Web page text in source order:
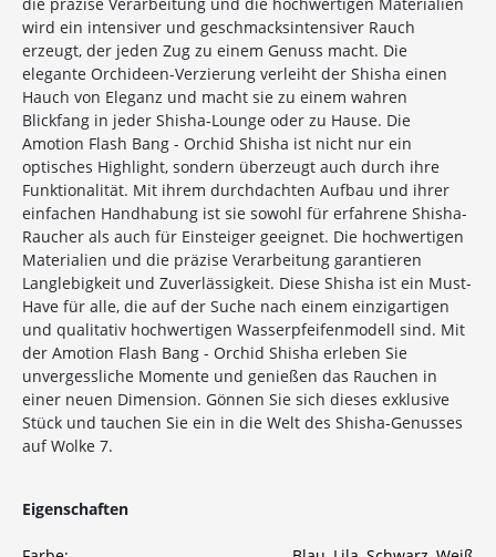
wird ein intensiver und geschmacksintensiver Rauch
erzeugt, der jeden Zug zu einem Genuss macht. Die
elegante Orchideen-Verzierung verleiht der Shisha einen
Hauch von Eleganz und macht sie zu einem wahren
Blickfang in jeder Shisha-Lounge oder zu Hause. Die
Amotion Flash Bang - Orchid Shisha ist nicht nur ein
optisches Highlight, sondern überzeugt auch durch ihre
Funktionalität. Mit ihrem durchdachten Aufbau und ihrer
einfachen Handhabung ist sie sowohl für erfahrene Shisha-
Raucher als auch für Einsteiger geeignet. Die hochwertigen
Materialien und die präzise Verarbeitung garantieren
Langlebigkeit und Zuverlässigkeit. Diese Shisha ist ein Must-
Have für alle, die auf der Suche nach einem einzigartigen
und qualitativ hochwertigen Wasserpfeifenmodell sind. Mit
der Amotion Flash Bang - Orchid Shisha erleben Sie
unvergessliche Momente und genießen das Rauchen in
einer neuen Dimension. Gönnen Sie sich dieses exklusive
Stück und tauchen Sie ein in die Welt des Shisha-Genusses
auf Wolke 7.
Eigenschaften